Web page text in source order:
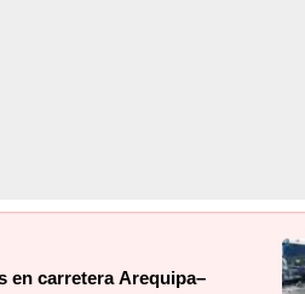
en carretera Arequipa–